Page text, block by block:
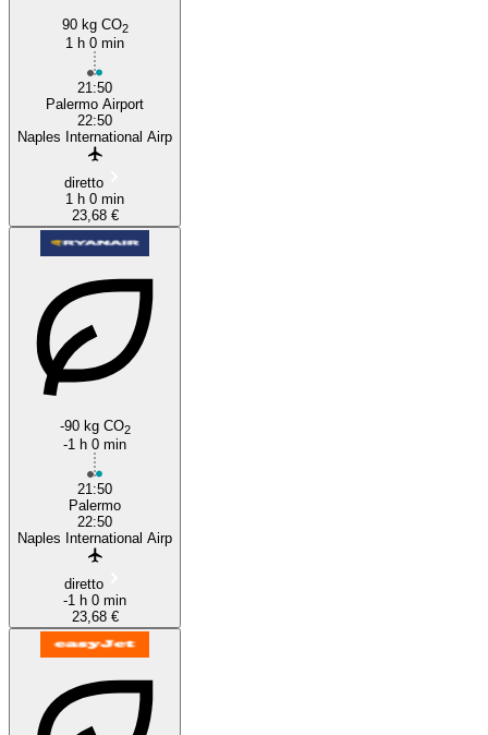
90 kg CO2
1 h 0 min
21:50
Palermo Airport
22:50
Naples International Airp
diretto
1 h 0 min
23,68 €
-90 kg CO2
-1 h 0 min
21:50
Palermo
22:50
Naples International Airp
diretto
-1 h 0 min
23,68 €